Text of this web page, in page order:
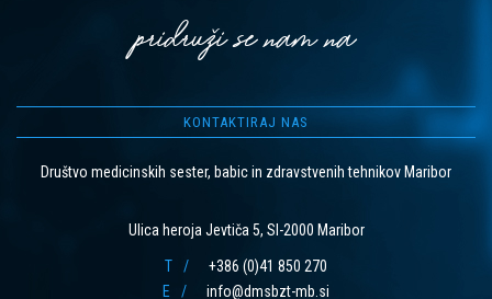
pridruži se nam na
KONTAKTIRAJ NAS
Društvo medicinskih sester, babic in zdravstvenih tehnikov Maribor
Ulica heroja Jevtiča 5, SI-2000 Maribor
T
+386 (0)41 850 270
E
info@dmsbzt-mb.si